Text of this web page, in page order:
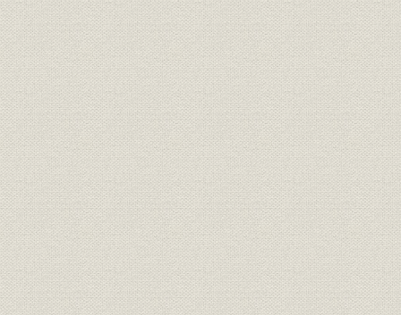
第5項 電装品の研究・開発
第6項 ゴム部品の研究・開発
ゴム部品の研究に着手
刈谷工場でのゴム部品製造
第4節 自動車部組立工場と挙母工場の建設
第1項 自動車部品組立工場の建設―段階的な生産能力の拡大
第2項 挙母工場の用地選定と建設計画
第3項 トヨタ自動車工業株式会社の設立と挙母工場の建設